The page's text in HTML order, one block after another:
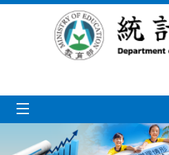
跳到主要內容區塊